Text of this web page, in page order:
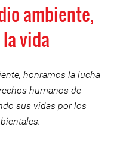
ambiente,
vida
honramos la lucha
humanos de
sus vidas por los